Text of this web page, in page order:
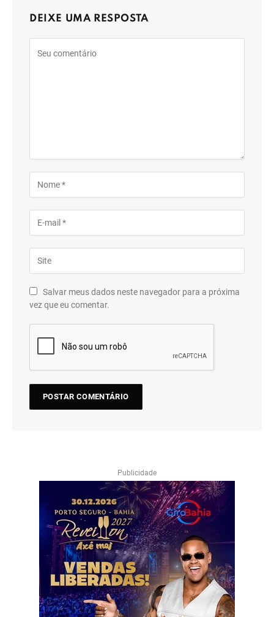
DEIXE UMA RESPOSTA
Salvar meus dados neste navegador para a próxima
vez que eu comentar.
Publicidade